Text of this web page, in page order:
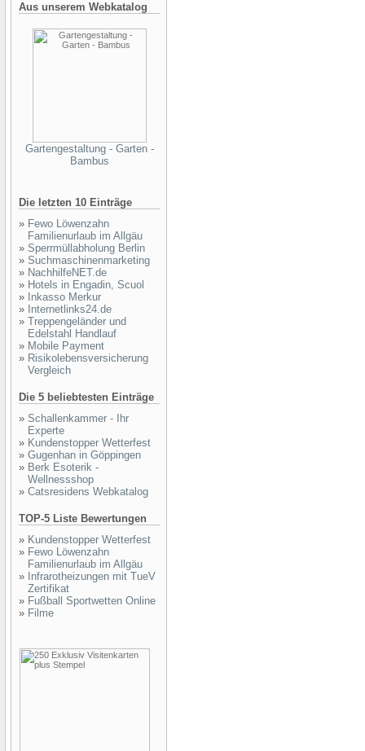
Aus unserem Webkatalog
Gartengestaltung - Garten -
Bambus
Die letzten 10 Einträge
» Fewo Löwenzahn
Familienurlaub im Allgäu
» Sperrmüllabholung Berlin
» Suchmaschinenmarketing
» NachhilfeNET.de
» Hotels in Engadin, Scuol
» Inkasso Merkur
» Internetlinks24.de
» Treppengeländer und
Edelstahl Handlauf
» Mobile Payment
» Risikolebensversicherung
Vergleich
Die 5 beliebtesten Einträge
» Schallenkammer - Ihr
Experte
» Kundenstopper Wetterfest
» Gugenhan in Göppingen
» Berk Esoterik -
Wellnessshop
» Catsresidens Webkatalog
TOP-5 Liste Bewertungen
» Kundenstopper Wetterfest
» Fewo Löwenzahn
Familienurlaub im Allgäu
» Infrarotheizungen mit TueV
Zertifikat
» Fußball Sportwetten Online
» Filme